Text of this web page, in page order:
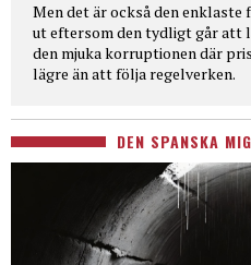
Men det är också den
ut eftersom den tydligt går att
den mjuka korruptionen där
lägre än att följa regelverken.
DEN SPANSKA